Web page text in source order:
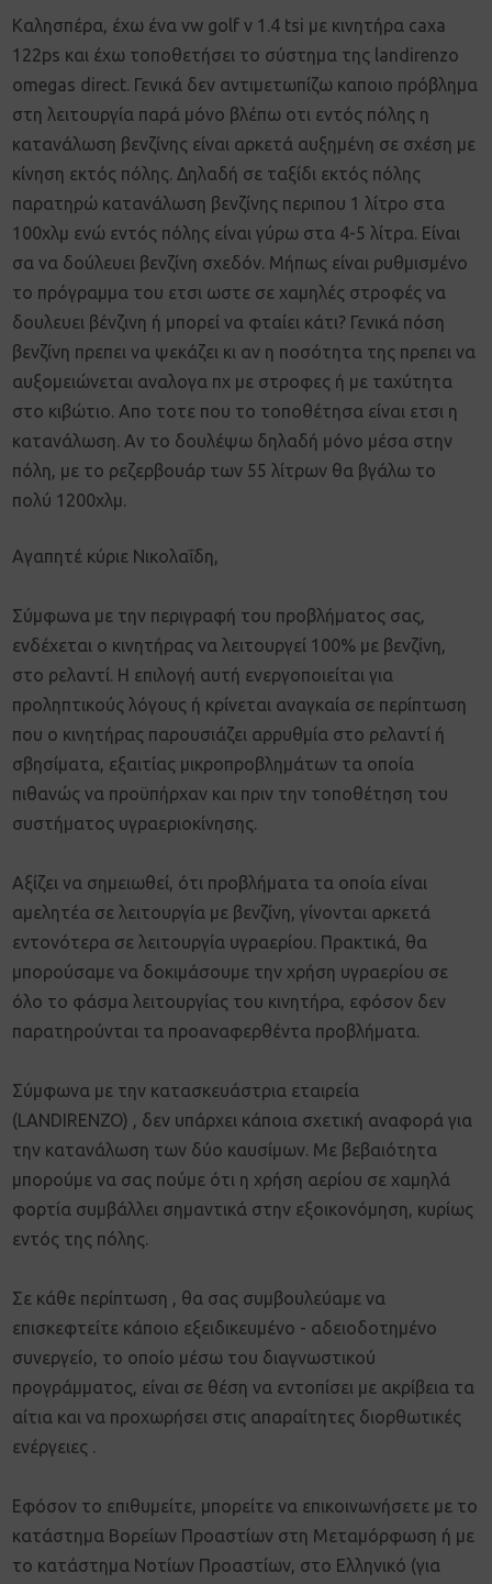
Καλησπέρα, έχω ένα vw golf v 1.4 tsi με κινητήρα caxa
122ps και έχω τοποθετήσει το σύστημα της landirenzo
omegas direct. Γενικά δεν αντιμετωπίζω καποιο πρόβλημα
στη λειτουργία παρά μόνο βλέπω οτι εντός πόλης η
κατανάλωση βενζίνης είναι αρκετά αυξημένη σε σχέση με
κίνηση εκτός πόλης. Δηλαδή σε ταξίδι εκτός πόλης
παρατηρώ κατανάλωση βενζίνης περιπου 1 λίτρο στα
100χλμ ενώ εντός πόλης είναι γύρω στα 4-5 λίτρα. Είναι
σα να δούλευει βενζίνη σχεδόν. Μήπως είναι ρυθμισμένο
το πρόγραμμα του ετσι ωστε σε χαμηλές στροφές να
δουλευει βένζινη ή μπορεί να φταίει κάτι? Γενικά πόση
βενζίνη πρεπει να ψεκάζει κι αν η ποσότητα της πρεπει να
αυξομειώνεται αναλογα πχ με στροφες ή με ταχύτητα
στο κιβώτιο. Απο τοτε που το τοποθέτησα είναι ετσι η
κατανάλωση. Αν το δουλέψω δηλαδή μόνο μέσα στην
πόλη, με το ρεζερβουάρ των 55 λίτρων θα βγάλω το
πολύ 1200χλμ.
Αγαπητέ κύριε Νικολαΐδη,
Σύμφωνα με την περιγραφή του προβλήματος σας,
ενδέχεται ο κινητήρας να λειτουργεί 100% με βενζίνη,
στο ρελαντί. Η επιλογή αυτή ενεργοποιείται για
προληπτικούς λόγους ή κρίνεται αναγκαία σε περίπτωση
που ο κινητήρας παρουσιάζει αρρυθμία στο ρελαντί ή
σβησίματα, εξαιτίας μικροπροβλημάτων τα οποία
πιθανώς να προϋπήρχαν και πριν την τοποθέτηση του
συστήματος υγραεριοκίνησης.
Αξίζει να σημειωθεί, ότι προβλήματα τα οποία είναι
αμελητέα σε λειτουργία με βενζίνη, γίνονται αρκετά
εντονότερα σε λειτουργία υγραερίου. Πρακτικά, θα
μπορούσαμε να δοκιμάσουμε την χρήση υγραερίου σε
όλο το φάσμα λειτουργίας του κινητήρα, εφόσον δεν
παρατηρούνται τα προαναφερθέντα προβλήματα.
Σύμφωνα με την κατασκευάστρια εταιρεία
(LANDIRENZO) , δεν υπάρχει κάποια σχετική αναφορά για
την κατανάλωση των δύο καυσίμων. Με βεβαιότητα
μπορούμε να σας πούμε ότι η χρήση αερίου σε χαμηλά
φορτία συμβάλλει σημαντικά στην εξοικονόμηση, κυρίως
εντός της πόλης.
Σε κάθε περίπτωση , θα σας συμβουλεύαμε να
επισκεφτείτε κάποιο εξειδικευμένο - αδειοδοτημένο
συνεργείο, το οποίο μέσω του διαγνωστικού
προγράμματος, είναι σε θέση να εντοπίσει με ακρίβεια τα
αίτια και να προχωρήσει στις απαραίτητες διορθωτικές
ενέργειες .
Εφόσον το επιθυμείτε, μπορείτε να επικοινωνήσετε με το
κατάστημα Βορείων Προαστίων στη Μεταμόρφωση ή με
το κατάστημα Νοτίων Προαστίων, στο Ελληνικό (για